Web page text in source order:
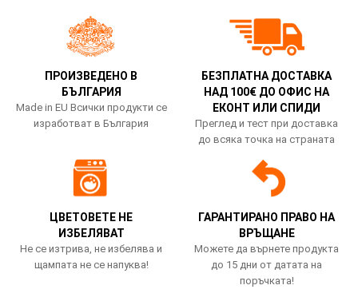
ПРОИЗВЕДЕНО В
БЪЛГАРИЯ
Made in EU Всички продукти се
изработват в България
БЕЗПЛАТНА ДОСТАВКА
НАД 100€ ДО ОФИС НА
ЕКОНТ ИЛИ СПИДИ
Преглед и тест при доставка
до всяка точка на страната
ЦВЕТОВЕТЕ НЕ
ИЗБЕЛЯВАТ
Не се изтрива, не избелява и
щампата не се напуква!
ГАРАНТИРАНО ПРАВО НА
ВРЪЩАНЕ
Можете да върнете продукта
до 15 дни от датата на
поръчката!